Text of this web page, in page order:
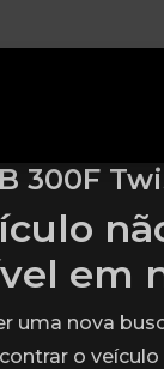
300F
em
uma nova
o